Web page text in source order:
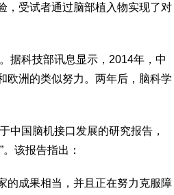
，受试者通过脑部植入物实现了对
据科技部讯息显示，2014年，中
欧洲的类似努力。两年后，脑科学
中国脑机接口发展的研究报告，
该报告指出：
的成果相当，并且正在努力克服障